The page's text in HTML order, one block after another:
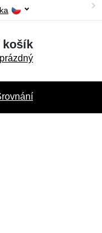
košík